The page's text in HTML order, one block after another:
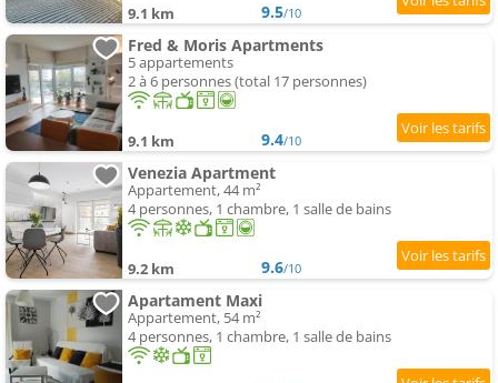
9.1 km 9.5/10
Fred & Moris Apartments
5 appartements
2 à 6 personnes (total 17 personnes)
9.1 km 9.4/10
Venezia Apartment
Appartement, 44 m²
4 personnes, 1 chambre, 1 salle de bains
9.2 km 9.6/10
Apartament Maxi
Appartement, 54 m²
4 personnes, 1 chambre, 1 salle de bains